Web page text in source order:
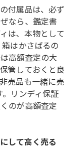
付属品は、必ず
なら、鑑定書
は、本物として
はかさばるの
高額査定の大
管しておくと良
売品も一緒に売
リンディ保証
のが高額査定
して高く売る